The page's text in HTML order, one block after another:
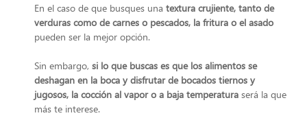
En el caso de que busques una textura crujiente, tanto de
verduras como de carnes o pescados, la fritura o el asado
pueden ser la mejor opción.
Sin embargo, si lo que buscas es que los alimentos se
deshagan en la boca y disfrutar de bocados tiernos y
jugosos, la cocción al vapor o a baja temperatura será la que
más te interese.